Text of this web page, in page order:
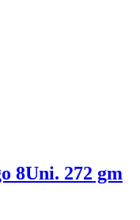
8Uni. 272 gm